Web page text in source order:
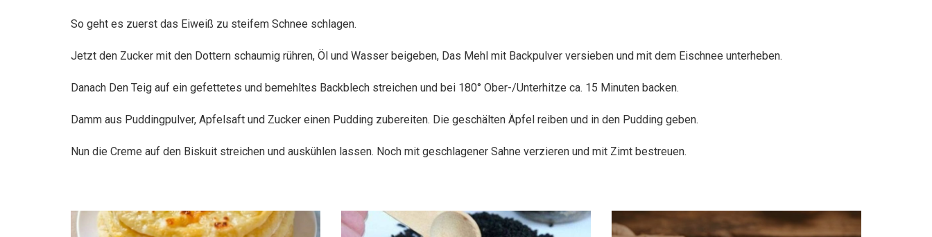
So geht es zuerst das Eiweiß zu steifem Schnee schlagen.
Jetzt den Zucker mit den Dottern schaumig rühren, Öl und Wasser beigeben, Das Mehl mit Backpulver versieben und mit dem Eischnee unterheben.
Danach Den Teig auf ein gefettetes und bemehltes Backblech streichen und bei 180° Ober-/Unterhitze ca. 15 Minuten backen.
Damm aus Puddingpulver, Apfelsaft und Zucker einen Pudding zubereiten. Die geschälten Äpfel reiben und in den Pudding geben.
Nun die Creme auf den Biskuit streichen und auskühlen lassen. Noch mit geschlagener Sahne verzieren und mit Zimt bestreuen.